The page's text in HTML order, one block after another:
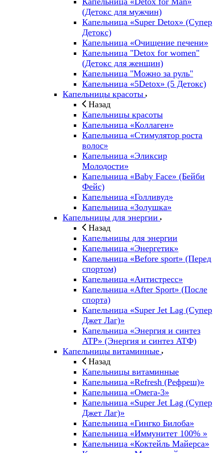
(Детокс для мужчин)
Капельница «Super Detox» (Супер
Детокс)
Капельница «Очищение печени»
Капельница "Detox for women"
(Детокс для женщин)
Капельница "Можно за руль"
Капельница «5Detox» (5 Детокс)
Капельницы красоты
Назад
Капельницы красоты
Капельница «Коллаген»
Капельница «Стимулятор роста
волос»
Капельница «Эликсир
Молодости»
Капельница «Baby Face» (Бейби
Фейс)
Капельница «Голливуд»
Капельница «Золушка»
Капельницы для энергии
Назад
Капельницы для энергии
Капельница «Энергетик»
Капельница «Before sport» (Перед
спортом)
Капельница «Антистресс»
Капельница «After Sport» (После
спорта)
Капельница «Super Jet Lag (Супер
Джет Лаг)»
Капельница «Энергия и синтез
ATP» (Энергия и синтез АТФ)
Капельницы витаминные
Назад
Капельницы витаминные
Капельница «Refresh (Рефреш)»
Капельница «Омега-3»
Капельница «Super Jet Lag (Супер
Джет Лаг)»
Капельница «Гингко Билоба»
Капельница «Иммунитет 100% »
Капельница «Коктейль Майерса»